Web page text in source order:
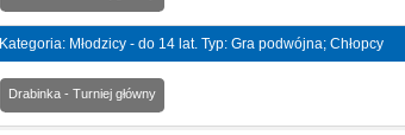
Kategoria: Młodzicy - do 14 lat. Typ: Gra podwójna; Chłopcy
Drabinka - Turniej główny